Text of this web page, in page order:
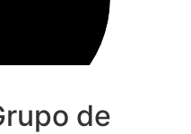
de